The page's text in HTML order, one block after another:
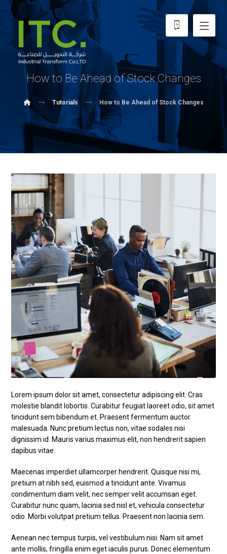
How to Be Ahead of Stock Changes
Tutorials How to Be Ahead of Stock Changes
Lorem ipsum dolor sit amet, consectetur adipiscing elit. Cras
molestie blandit lobortis. Curabitur feugiat laoreet odio, sit amet
tincidunt sem bibendum et. Praesent fermentum auctor
malesuada. Nunc pretium lectus non, vitae sodales nisi
dignissim id. Mauris varius maximus elit, non hendrerit sapien
dapibus vitae.
Maecenas imperdiet ullamcorper hendrerit. Quisque nisi mi,
pretium at nibh sed, euismod a tincidunt ante. Vivamus
condimentum diam velit, nec semper velit accumsan eget.
Curabitur nunc quam, lacinia sed nisl et, vehicula consectetur
odio. Morbi volutpat pretium tellus. Praesent non lacinia sem.
Aenean nec tempus turpis, vel vestibulum nisi. Nam sit amet
ante mollis, fringilla enim eget iaculis purus. Donec elementum